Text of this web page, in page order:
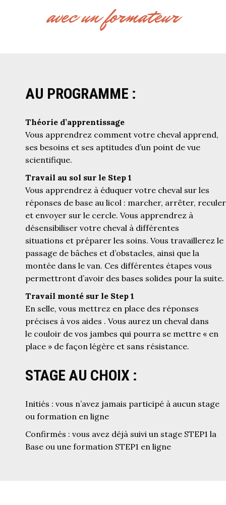
avec un formateur
AU PROGRAMME :
Théorie d’apprentissage
Vous apprendrez comment votre cheval apprend,
ses besoins et ses aptitudes d’un point de vue
scientifique.
Travail au sol sur le Step 1
Vous apprendrez à éduquer votre cheval sur les
réponses de base au licol : marcher, arrêter, reculer
et envoyer sur le cercle. Vous apprendrez à
désensibiliser votre cheval à différentes
situations et préparer les soins. Vous travaillerez le
passage de bâches et d’obstacles, ainsi que la
montée dans le van. Ces différentes étapes vous
permettront d’avoir des bases solides pour la suite.
Travail monté sur le Step 1
En selle, vous mettrez en place des réponses
précises à vos aides . Vous aurez un cheval dans
le couloir de vos jambes qui pourra se mettre « en
place » de façon légère et sans résistance.
STAGE AU CHOIX :
Initiés : vous n’avez jamais participé à aucun stage
ou formation en ligne
Confirmés : vous avez déjà suivi un stage STEP1 la
Base ou une formation STEP1 en ligne